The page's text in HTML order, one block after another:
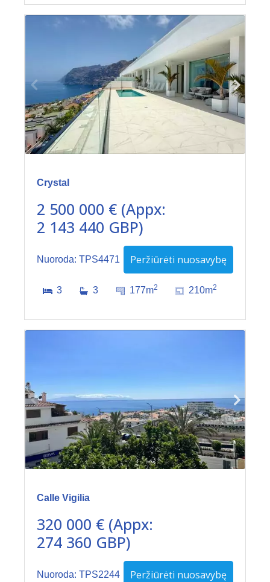
Crystal
2 500 000 € (Appx:
2 143 440 GBP)
Nuoroda: TPS4471 Peržiūrėti nuosavybę
3 3 177m2 210m2
Calle Vigilia
320 000 € (Appx:
274 360 GBP)
Nuoroda: TPS2244 Peržiūrėti nuosavybę